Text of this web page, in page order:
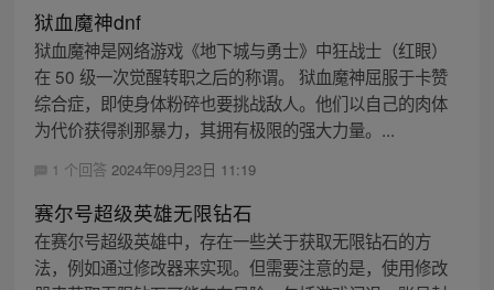
狱血魔神dnf
狱血魔神是网络游戏《地下城与勇士》中狂战士（红眼）
在 50 级一次觉醒转职之后的称谓。 狱血魔神屈服于卡赞
综合症，即使身体粉碎也要挑战敌人。他们以自己的肉体
为代价获得刹那暴力，其拥有极限的强大力量。...
1 个回答 2024年09月23日 11:19
赛尔号超级英雄无限钻石
在赛尔号超级英雄中，存在一些关于获取无限钻石的方
法，例如通过修改器来实现。但需要注意的是，使用修改